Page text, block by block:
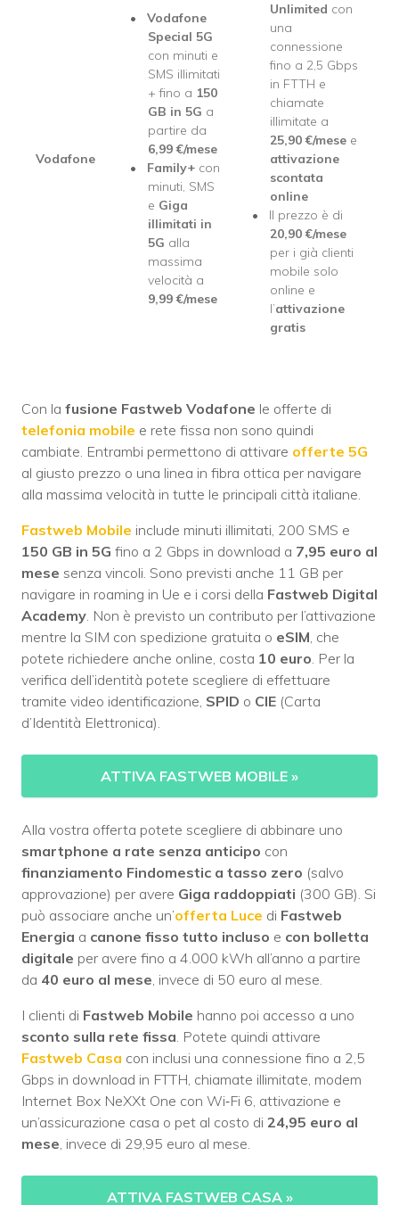
Vodafone
Vodafone
Special 5G
con minuti e
SMS illimitati
+ fino a 150
GB in 5G a
partire da
6,99€/mese
Family+ con
minuti, SMS
e Giga
illimitati in
5G alla
massima
velocità a
9,99€/mese
Unlimited con
una
connessione
fino a 2,5 Gbps
in FTTH e
chiamate
illimitate a
25,90 €/mese e
attivazione
scontata
online
Il prezzo è di
20,90€/mese
per i già clienti
mobile solo
online e
l’attivazione
gratis
Con la fusione Fastweb Vodafone le offerte di
telefonia mobile e rete fissa non sono quindi
cambiate. Entrambi permettono di attivare offerte 5G
al giusto prezzo o una linea in fibra ottica per navigare
alla massima velocità in tutte le principali città italiane.
Fastweb Mobile include minuti illimitati, 200 SMS e
150 GB in 5G fino a 2 Gbps in download a 7,95 euro al
mese senza vincoli. Sono previsti anche 11 GB per
navigare in roaming in Ue e i corsi della Fastweb Digital
Academy. Non è previsto un contributo per l’attivazione
mentre la SIM con spedizione gratuita o eSIM, che
potete richiedere anche online, costa 10 euro. Per la
verifica dell’identità potete scegliere di effettuare
tramite video identificazione, SPID o CIE (Carta
d’Identità Elettronica).
ATTIVA FASTWEB MOBILE »
Alla vostra offerta potete scegliere di abbinare uno
smartphone a rate senza anticipo con
finanziamento Findomestic a tasso zero (salvo
approvazione) per avere Giga raddoppiati (300 GB). Si
può associare anche un’offerta Luce di Fastweb
Energia a canone fisso tutto incluso e con bolletta
digitale per avere fino a 4.000 kWh all’anno a partire
da 40 euro al mese, invece di 50 euro al mese.
I clienti di Fastweb Mobile hanno poi accesso a uno
sconto sulla rete fissa. Potete quindi attivare
Fastweb Casa con inclusi una connessione fino a 2,5
Gbps in download in FTTH, chiamate illimitate, modem
Internet Box NeXXt One con Wi‑Fi 6, attivazione e
un’assicurazione casa o pet al costo di 24,95 euro al
mese, invece di 29,95 euro al mese.
ATTIVA FASTWEB CASA »